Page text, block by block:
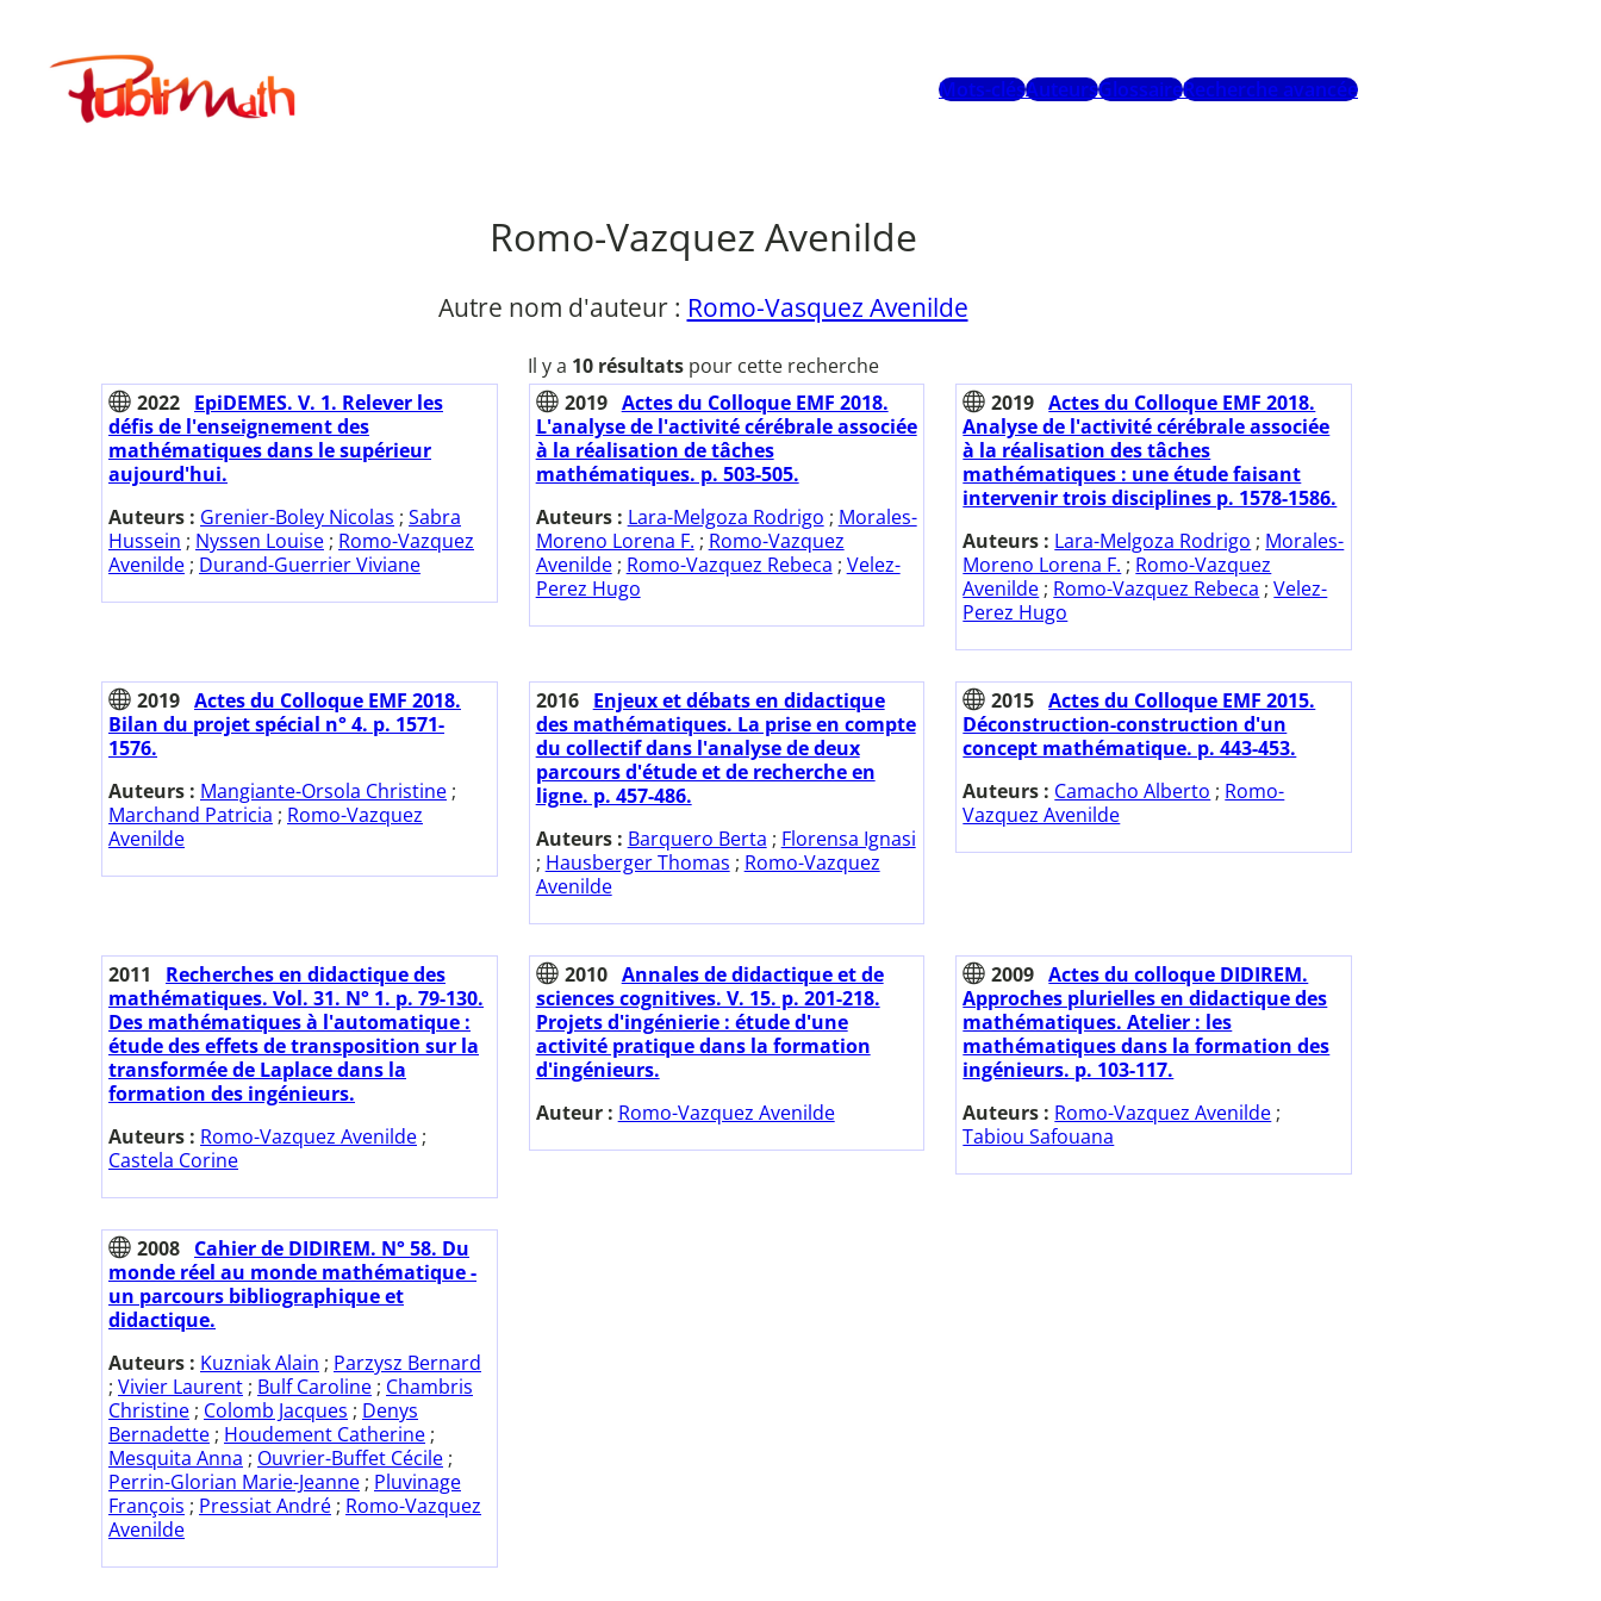
contenuPublimath
Mots-clésAuteursGlossaireRecherche avancée
Romo-Vazquez Avenilde
Autre nom d'auteur : Romo-Vasquez Avenilde
Il y a 10 résultatspour cette recherche
2022 EpiDEMES. V. 1. Relever les
défis de l'enseignement des
mathématiques dans le supérieur
aujourd'hui.
Auteurs : Grenier-Boley Nicolas ; Sabra
Hussein ; Nyssen Louise ; Romo-Vazquez
Avenilde ; Durand-Guerrier Viviane
2019 Actes du Colloque EMF 2018.
L'analyse de l'activité cérébrale associée
à la réalisation de tâches
mathématiques. p. 503-505.
Auteurs : Lara-Melgoza Rodrigo ; Morales-
Moreno Lorena F. ; Romo-Vazquez
Avenilde; Romo-Vazquez Rebeca ; Velez-
Perez Hugo
2019 Actes du Colloque EMF 2018.
Analyse de l'activité cérébrale associée
à la réalisation des tâches
mathématiques : une étude faisant
intervenir trois disciplines p. 1578-1586.
Auteurs : Lara-Melgoza Rodrigo ; Morales-
Moreno Lorena F. ; Romo-Vazquez
Avenilde ; Romo-Vazquez Rebeca ;Velez-
Perez Hugo
2019 Actes du Colloque EMF 2018.
Bilan du projet spécial n° 4. p. 1571-
1576.
Auteurs : Mangiante-Orsola Christine ;
Marchand Patricia ; Romo-Vazquez
Avenilde
2016
Enjeux et débats en didactique
des mathématiques. La prise en compte
du collectif dans l'analyse de deux
parcours d'étude et de recherche en
ligne. p. 457-486.
Auteurs : Barquero Berta ; Florensa Ignasi
; Hausberger Thomas ; Romo-Vazquez
Avenilde
2015 Actes du Colloque EMF 2015.
Déconstruction-construction d'un
concept mathématique. p. 443-453.
Auteurs : Camacho Alberto ; Romo-
Vazquez Avenilde
2011
Recherches en didactique des
mathématiques. Vol. 31. N° 1. p. 79-130.
Des mathématiques à l'automatique :
étude des effets de transposition sur la
transformée de Laplace dans la
formation des ingénieurs.
Auteurs : Romo-Vazquez Avenilde ;
Castela Corine
2010 Annales de didactique et de
sciences cognitives. V. 15. p. 201-218.
Projets d'ingénierie : étude d'une
activité pratique dans la formation
d'ingénieurs.
Auteur : Romo-Vazquez Avenilde
2009 Actes du colloque DIDIREM.
Approches plurielles en didactique des
mathématiques. Atelier : les
mathématiques dans la formation des
ingénieurs. p. 103-117.
Auteurs : Romo-Vazquez Avenilde ;
Tabiou Safouana
2008 Cahier de DIDIREM. N° 58. Du
monde réel au monde mathématique -
un parcours bibliographique et
didactique.
Auteurs : Kuzniak Alain ; Parzysz Bernard
; Vivier Laurent ; Bulf Caroline ; Chambris
Christine ; Colomb Jacques ; Denys
Bernadette ; Houdement Catherine ;
Mesquita Anna ; Ouvrier-Buffet Cécile ;
Perrin-Glorian Marie-Jeanne ; Pluvinage
François ; Pressiat André ; Romo-Vazquez
Avenilde